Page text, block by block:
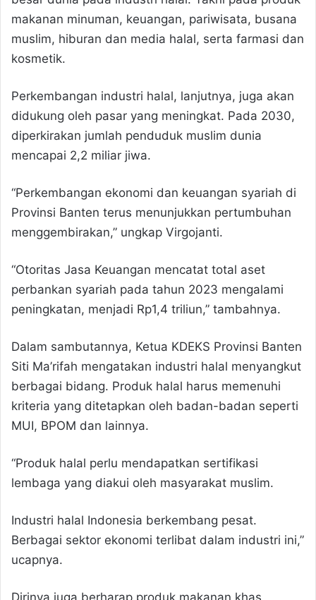
makanan minuman, keuangan, pariwisata, busana
muslim, hiburan dan media halal, serta farmasi dan
kosmetik.
Perkembangan industri halal, lanjutnya, juga akan
didukung oleh pasar yang meningkat. Pada 2030,
diperkirakan jumlah penduduk muslim dunia
mencapai 2,2 miliar jiwa.
“Perkembangan ekonomi dan keuangan syariah di
Provinsi Banten terus menunjukkan pertumbuhan
menggembirakan,” ungkap Virgojanti.
“Otoritas Jasa Keuangan mencatat total aset
perbankan syariah pada tahun 2023 mengalami
peningkatan, menjadi Rp1,4 triliun,” tambahnya.
Dalam sambutannya, Ketua KDEKS Provinsi Banten
Siti Ma’rifah mengatakan industri halal menyangkut
berbagai bidang. Produk halal harus memenuhi
kriteria yang ditetapkan oleh badan-badan seperti
MUI, BPOM dan lainnya.
“Produk halal perlu mendapatkan sertifikasi
lembaga yang diakui oleh masyarakat muslim.
Industri halal Indonesia berkembang pesat.
Berbagai sektor ekonomi terlibat dalam industri ini,”
ucapnya.